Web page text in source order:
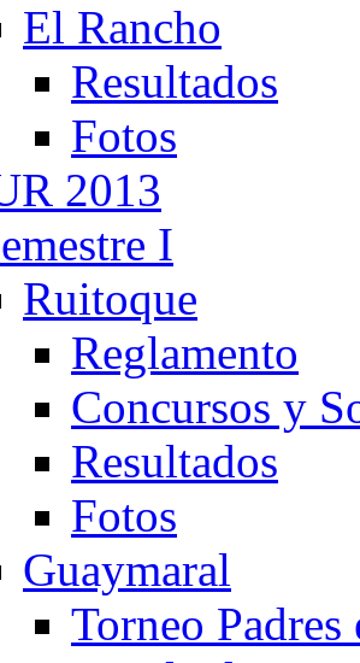
El Rancho
Resultados
Fotos
2013
I
Ruitoque
Reglamento
Concursos y
Resultados
Fotos
Guaymaral
Torneo